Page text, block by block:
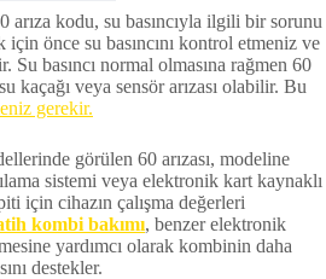
kodu, su basıncıyla ilgili bir sorunu
önce su basıncını kontrol etmeniz ve
Su basıncı normal olmasına rağmen 60
kaçağı veya sensör arızası olabilir. Bu
gerekir.
görülen 60 arızası, modeline
sistemi veya elektronik kart kaynaklı
için cihazın çalışma değerleri
kombi bakımı, benzer elektronik
yardımcı olarak kombinin daha
destekler.